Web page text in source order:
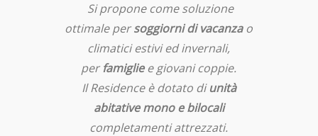
Si propone come soluzione
ottimale persoggiorni di vacanzao
climatici estivi ed invernali,
perfamigliee giovani coppie.
Il Residence è dotato diunità
abitative mono e bilocali
completamenti attrezzati.